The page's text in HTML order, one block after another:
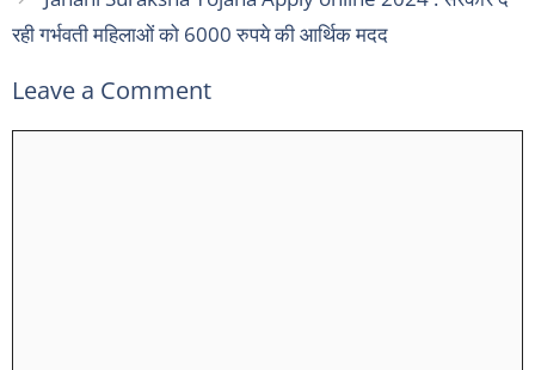
रही गर्भवती महिलाओं को 6000 रुपये की आर्थिक मदद
Leave a Comment